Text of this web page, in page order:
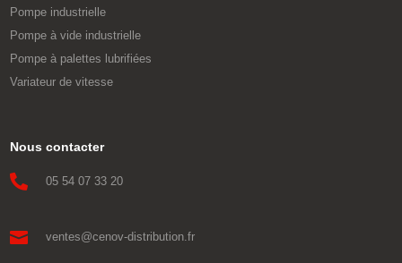
Pompe industrielle
Pompe à vide industrielle
Pompe à palettes lubrifiées
Variateur de vitesse
Nous contacter
 05 54 07 33 20
 ventes@cenov-distribution.fr